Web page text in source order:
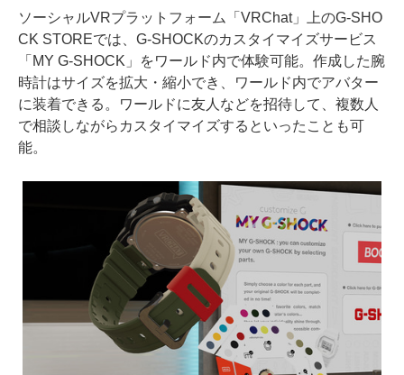
ソーシャルVRプラットフォーム「VRChat」上のG-SHO
CK STOREでは、G-SHOCKのカスタイマイズサービス
「MY G-SHOCK」をワールド内で体験可能。作成した腕
時計はサイズを拡大・縮小でき、ワールド内でアバター
に装着できる。ワールドに友人などを招待して、複数人
で相談しながらカスタイマイズするといったことも可
能。